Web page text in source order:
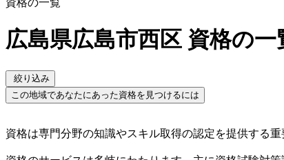
資格の一覧
広島県広島市西区 資格の一
絞り込み
この地域であなたにあった資格を見つけるには
資格は専門分野の知識やスキル取得の認定を提供する